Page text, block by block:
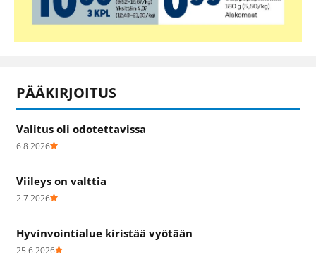
PÄÄKIRJOITUS
Valitus oli odotettavissa
6.8.2026
Viileys on valttia
2.7.2026
Hyvinvointialue kiristää vyötään
25.6.2026